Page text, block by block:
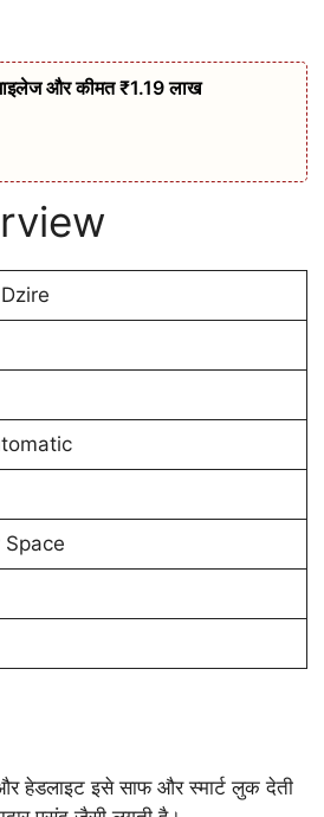
और कीमत ₹1.19 लाख
Space
हेडलाइट इसे साफ और स्मार्ट लुक देती